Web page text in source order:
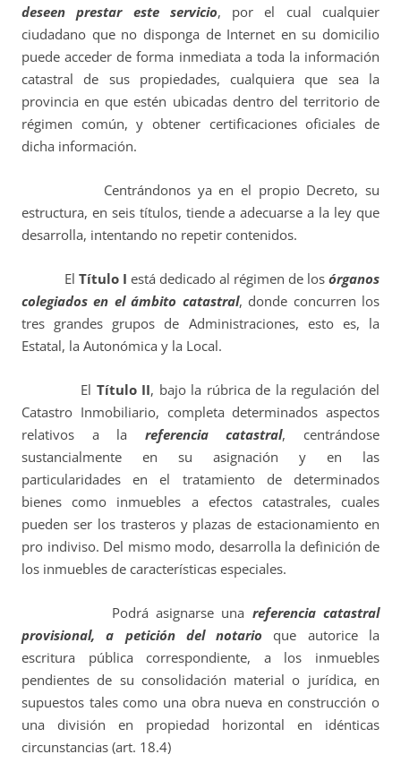
deseen prestar este servicio, por el cual cualquier
ciudadano que no disponga de Internet en su domicilio
puede acceder de forma inmediata a toda la información
catastral de sus propiedades, cualquiera que sea la
provincia en que estén ubicadas dentro del territorio de
régimen común, y obtener certificaciones oficiales de
dicha información.
Centrándonos ya en el propio Decreto, su
estructura, en seis títulos, tiende a adecuarse a la ley que
desarrolla, intentando no repetir contenidos.
El Título I está dedicado al régimen de los órganos
colegiados en el ámbito catastral, donde concurren los
tres grandes grupos de Administraciones, esto es, la
Estatal, la Autonómica y la Local.
El Título II, bajo la rúbrica de la regulación del
Catastro Inmobiliario, completa determinados aspectos
relativos a la referencia catastral, centrándose
sustancialmente en su asignación y en las
particularidades en el tratamiento de determinados
bienes como inmuebles a efectos catastrales, cuales
pueden ser los trasteros y plazas de estacionamiento en
pro indiviso. Del mismo modo, desarrolla la definición de
los inmuebles de características especiales.
Podrá asignarse una referencia catastral
provisional, a petición del notario que autorice la
escritura pública correspondiente, a los inmuebles
pendientes de su consolidación material o jurídica, en
supuestos tales como una obra nueva en construcción o
una división en propiedad horizontal en idénticas
circunstancias (art. 18.4)